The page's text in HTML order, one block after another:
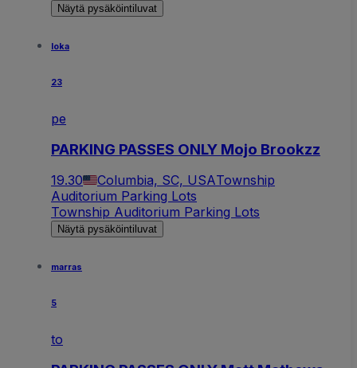
Näytä pysäköintiluvat
loka
23
pe
PARKING PASSES ONLY Mojo Brookzz
19.30 Columbia, SC, USATownship
Auditorium Parking Lots
Township Auditorium Parking Lots
Näytä pysäköintiluvat
marras
5
to